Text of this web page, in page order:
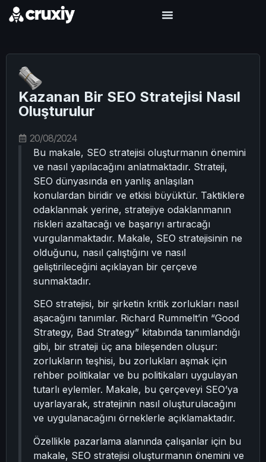
Kazanan Bir SEO Stratejisi Nasıl
Oluşturulur
20/08/2024
Bu makale, SEO stratejisi oluşturmanın önemini
ve nasıl yapılacağını anlatmaktadır. Strateji,
SEO dünyasında en yanlış anlaşılan
konulardan biridir ve etkisi büyüktür. Taktiklere
odaklanmak yerine, stratejiye odaklanmanın
riskleri azaltacağı ve başarıyı artıracağı
vurgulanmaktadır. Makale, SEO stratejisinin ne
olduğunu, nasıl çalıştığını ve nasıl
geliştirileceğini açıklayan bir çerçeve
sunmaktadır.
SEO stratejisi, bir şirketin kritik zorlukları nasıl
aşacağını tanımlar. Richard Rummelt’in “Good
Strategy, Bad Strategy” kitabında tanımlandığı
gibi, bir strateji üç ana bileşenden oluşur:
zorlukların teşhisi, bu zorlukları aşmak için
rehber politikalar ve bu politikaları uygulayan
tutarlı eylemler. Makale, bu çerçeveyi SEO’ya
uyarlayarak, stratejinin nasıl oluşturulacağını
ve uygulanacağını örneklerle açıklamaktadır.
Özellikle pazarlama alanında çalışanlar için bu
makale, SEO stratejisi oluşturmanın önemini ve